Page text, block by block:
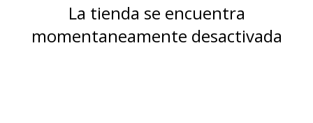
La tienda se encuentra
momentaneamente desactivada